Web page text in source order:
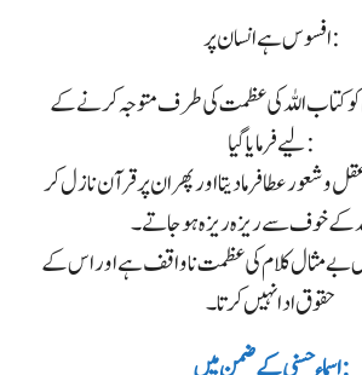
افسوس ہے انسان پر :
کو کتاب اللہ کی عظمت کی طرف متوجہ کرنے کے
لیے فرمایا گیا:
و شعور عطا فرما دیتا اور پھر ان پر قرآن نازل کر
کے خوف سے ریزہ ریزہ ہو جاتے۔
بے مثال کلام کی عظمت ناواقف ہے اور اس کے
حقوق ادا نہیں کرتا۔